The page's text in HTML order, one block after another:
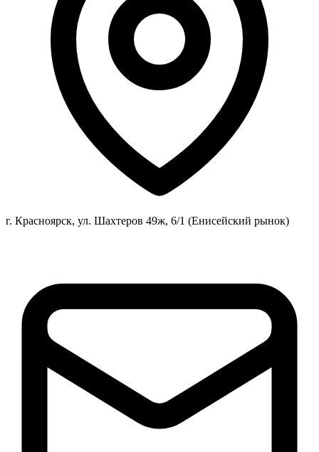
г. Красноярск, ул. Шахтеров 49ж, 6/1 (Енисейский рынок)